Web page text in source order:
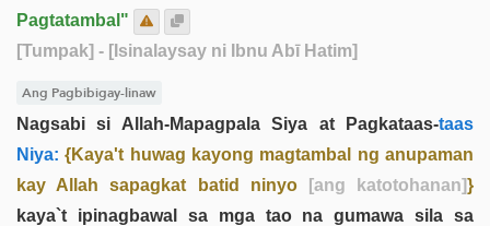
Pagtatambal"
[Tumpak] - [Isinalaysay ni Ibnu Abī Hatim]
Ang Pagbibigay-linaw
Nagsabi si Allah-Mapagpala Siya at Pagkataas-taas
Niya: {Kaya't huwag kayong magtambal ng anupaman
kay Allah sapagkat batid ninyo
[ang katotohanan]}
kaya`t ipinagbawal sa mga tao na gumawa sila sa